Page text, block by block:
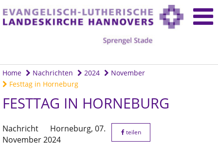
Home Nachrichten 2024
November
Festtag in Horneburg
FESTTAG IN HORNEBURG
Nachricht Horneburg, 07.
November 2024
teilen